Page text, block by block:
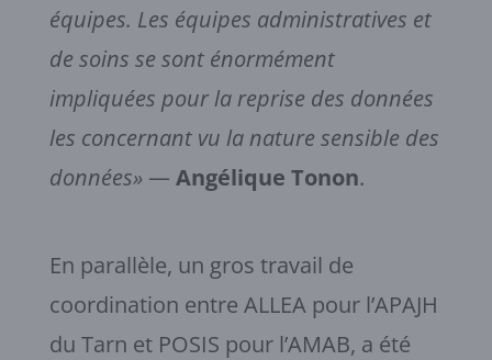
équipes. Les équipes administratives et
de soins se sont énormément
impliquées pour la reprise des données
les concernant vu la nature sensible des
données»— Angélique Tonon.
En parallèle, un gros travail de
coordination entre ALLEA pour l’APAJH
du Tarn et POSIS pour l’AMAB, a été